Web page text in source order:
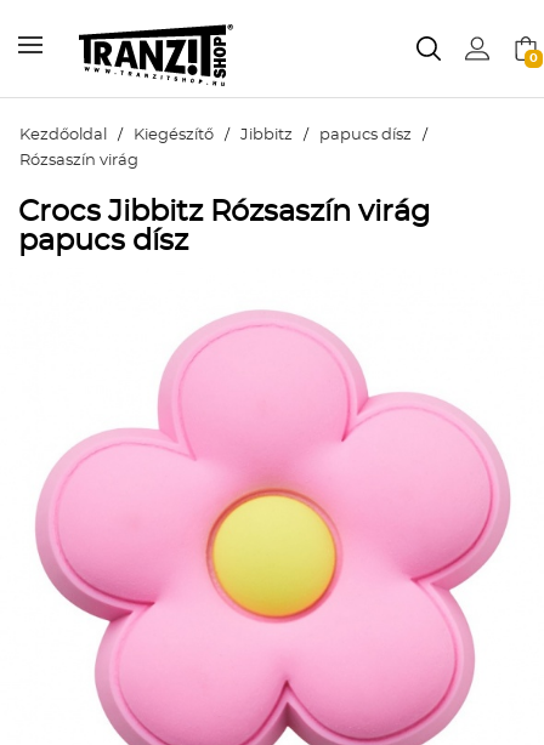
0
Kezdőoldal / Kiegészítő / Jibbitz / papucs dísz /
Rózsaszín virág
Crocs Jibbitz Rózsaszín virág
papucs dísz